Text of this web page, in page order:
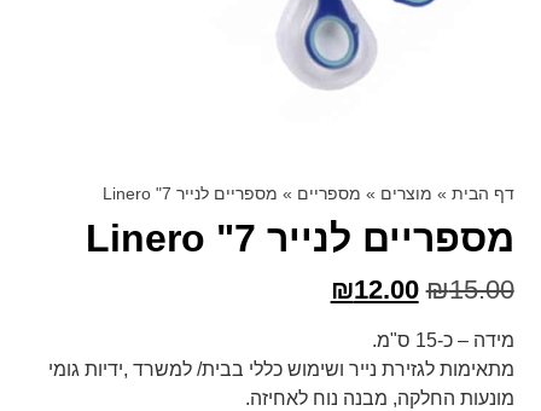
דף הבית » מוצרים » מספריים » מספריים לנייר 7" Linero
מספריים לנייר 7" Linero
₪15.00
₪12.00
מידה – כ-15 ס"מ.
מתאימות לגזירת נייר ושימוש כללי בבית/ למשרד ,ידיות גומי
מונעות החלקה, מבנה נוח לאחיזה.